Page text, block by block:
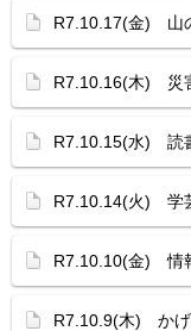
R7.10.17(金) 山
R7.10.16(木) 災
R7.10.15(水) 読
R7.10.14(火) 学
R7.10.10(金) 情
R7.10.9(木) かげ